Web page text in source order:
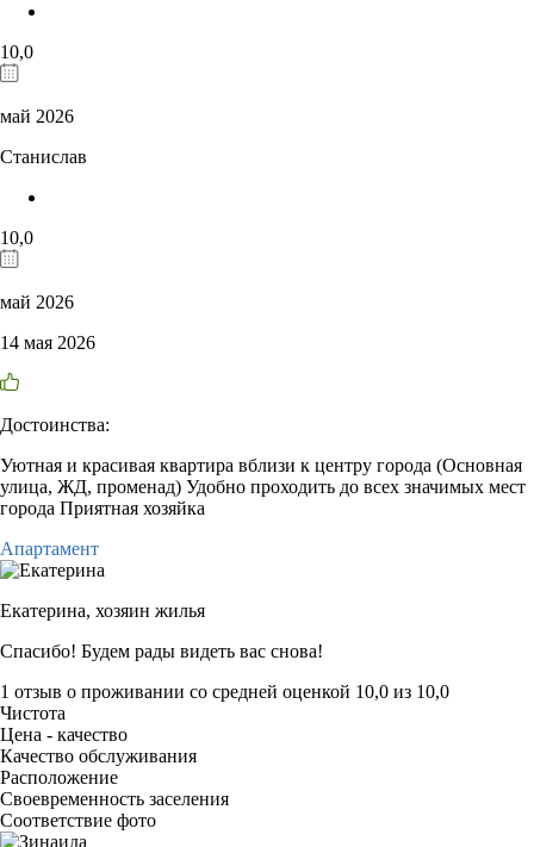
10,0
май 2026
Станислав
10,0
май 2026
14 мая 2026
Достоинства:
Уютная и красивая квартира вблизи к центру города (Основная
улица, ЖД, променад) Удобно проходить до всех значимых мест
города Приятная хозяйка
Апартамент
Екатерина, хозяин жилья
Спасибо! Будем рады видеть вас снова!
1 отзыв о проживании со средней оценкой 10,0 из 10,0
Чистота
Цена - качество
Качество обслуживания
Расположение
Своевременность заселения
Соответствие фото